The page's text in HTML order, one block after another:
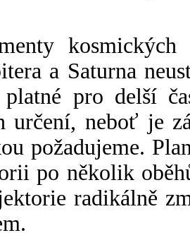
a Saturna
pro delší
určení, neboť je
požadujeme.
po několik
radikálně